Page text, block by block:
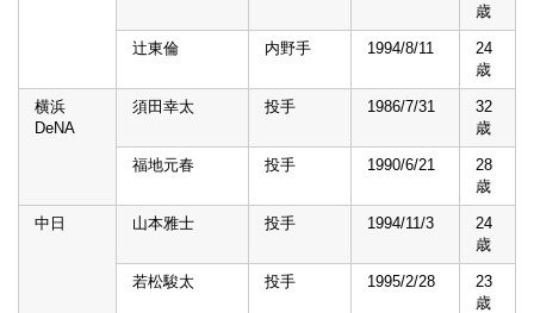
歳
辻東倫 内野手 1994/8/11
24
歳
横浜
DeNA
須田幸太 投手 1986/7/31
32
歳
福地元春 投手 1990/6/21
28
歳
中日 山本雅士 投手 1994/11/3
24
歳
若松駿太 投手 1995/2/28
23
歳